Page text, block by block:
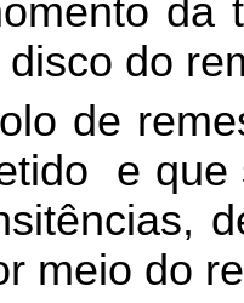
da
do
de
e que
meio do